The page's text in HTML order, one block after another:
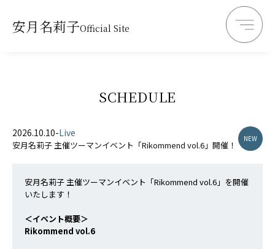
安月名莉子Official Site
SCHEDULE
2026.10.10-Live
安月名莉子 主催ツーマンイベント「Rikommend vol.6」開催！
NEW
安月名莉子 主催ツーマンイベント「Rikommend vol.6」を開催
いたします！
＜イベント概要＞
Rikommend vol.6